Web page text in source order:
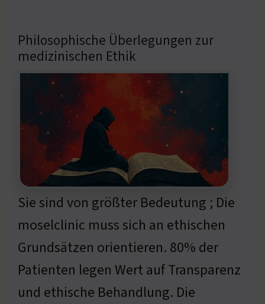
Philosophische Überlegungen zur
medizinischen Ethik
Sie sind von größter Bedeutung ; Die
moselclinic muss sich an ethischen
Grundsätzen orientieren. 80% der
Patienten legen Wert auf Transparenz
und ethische Behandlung. Die